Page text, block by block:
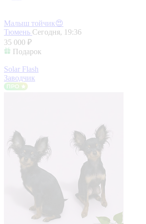
Малыш тойчик😍
Тюмень Сегодня, 19:36
35 000 ₽
Подарок
Solar Flash
Заводчик